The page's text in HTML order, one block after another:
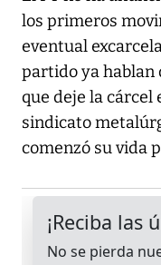
los primeros
eventual
partido ya hablan
que deje la cárcel
sindicato
comenzó su vida